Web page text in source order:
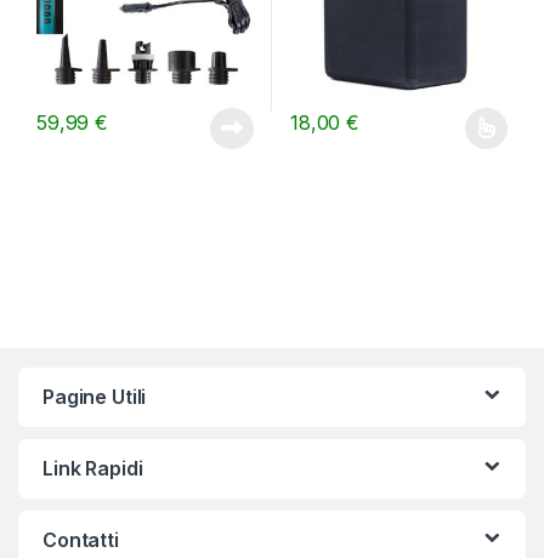
59,99€ 18,00€
Questo prodotto ha più
Pagine Utili
Link Rapidi
Contatti